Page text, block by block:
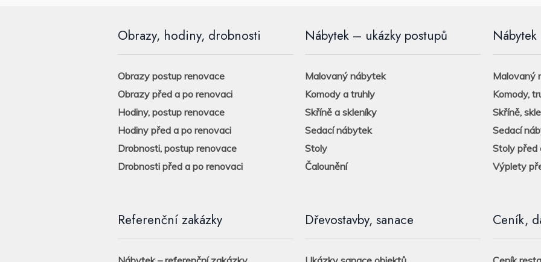
Obrazy, hodiny, drobnosti
Obrazy postup renovace
Obrazy před a po renovaci
Hodiny, postup renovace
Hodiny před a po renovaci
Drobnosti, postup renovace
Drobnosti před a po renovaci
Nábytek – ukázky postupů
Malovaný nábytek
Komody a truhly
Skříně a skleníky
Sedací nábytek
Stoly
Čalounění
Malovaný
Komody,
Skříně,
Sedací
Stoly před
Výplety
Referenční zakázky Dřevostavby, sanace Ceník,